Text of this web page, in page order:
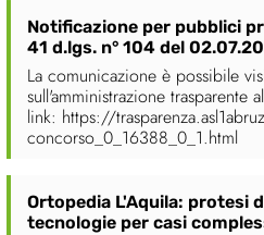
Notificazione per pubblici
41 d.lgs. n° 104 del
La comunicazione è possibile
sull'amministrazione trasparente
link: https://
concorso_0_16388_0_1.html
Ortopedia L'Aquila: protesi
tecnologie per casi